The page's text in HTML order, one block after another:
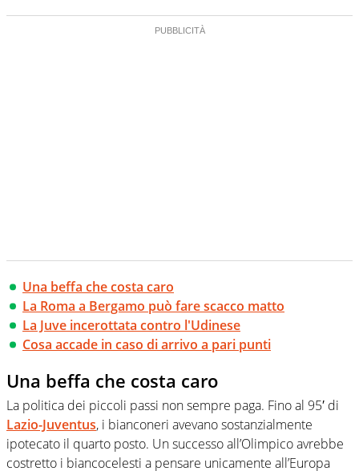
Una beffa che costa caro
La Roma a Bergamo può fare scacco matto
La Juve incerottata contro l'Udinese
Cosa accade in caso di arrivo a pari punti
Una beffa che costa caro
La politica dei piccoli passi non sempre paga. Fino al 95′ di
Lazio-Juventus, i bianconeri avevano sostanzialmente
ipotecato il quarto posto. Un successo all’Olimpico avrebbe
costretto i biancocelesti a pensare unicamente all’Europa